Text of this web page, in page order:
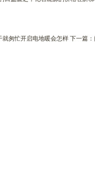
就匆忙开启电地暖会怎样下一篇：